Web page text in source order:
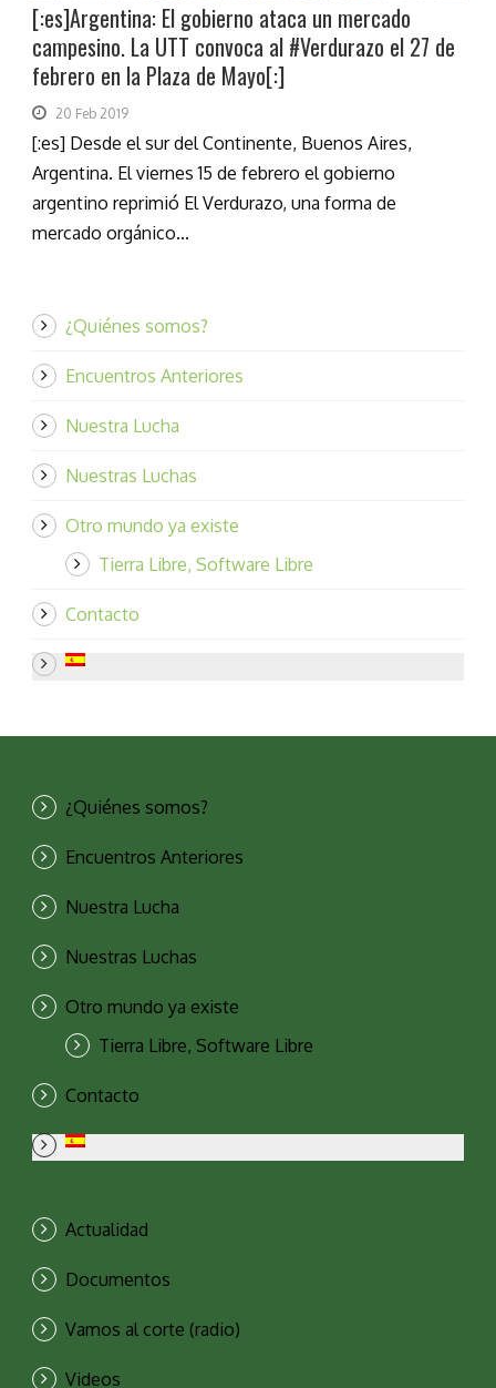
[:es]Argentina: El gobierno ataca un mercado
campesino. La UTT convoca al #Verdurazo el 27 de
febrero en la Plaza de Mayo[:]
20 Feb 2019
[:es] Desde el sur del Continente, Buenos Aires,
Argentina. El viernes 15 de febrero el gobierno
argentino reprimió El Verdurazo, una forma de
mercado orgánico...
¿Quiénes somos?
Encuentros Anteriores
Nuestra Lucha
Nuestras Luchas
Otro mundo ya existe
Tierra Libre, Software Libre
Contacto
¿Quiénes somos?
Encuentros Anteriores
Nuestra Lucha
Nuestras Luchas
Otro mundo ya existe
Tierra Libre, Software Libre
Contacto
Actualidad
Documentos
Vamos al corte (radio)
Videos